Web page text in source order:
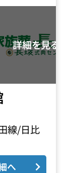
線/日比
へ